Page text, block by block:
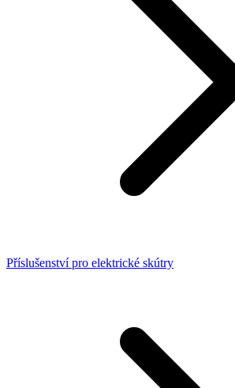
Příslušenství pro elektrické skútry